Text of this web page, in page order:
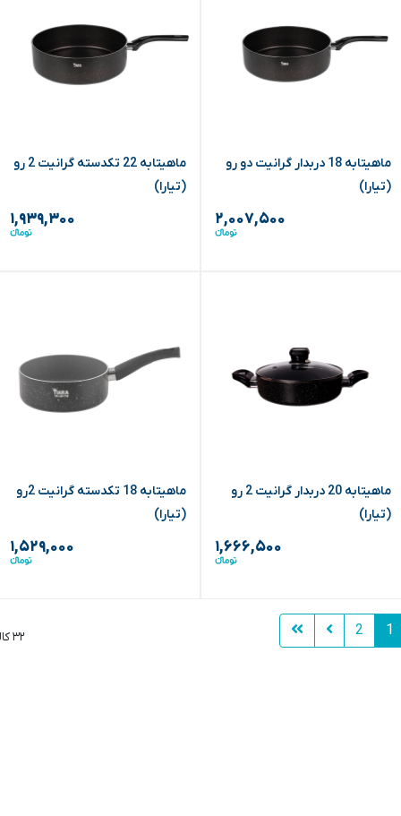
ماهیتابه 18 دربدار گرانیت دو رو
(تیارا)
۲,۰۰۷,۵۰۰
ماهیتابه 22 تکدسته گرانیت 2 رو
(تیارا)
۱,۹۳۹,۳۰۰
ماهیتابه 20 دربدار گرانیت 2 رو
(تیارا)
۱,۶۶۶,۵۰۰
ماهیتابه 18 تکدسته گرانیت 2رو
(تیارا)
۱,۵۲۹,۰۰۰
1
2 ۳۲ کالا